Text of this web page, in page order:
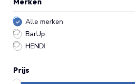
Alle merken
BarUp
HENDI
Prijs